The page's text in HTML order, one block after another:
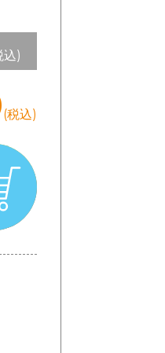
込)
(税込)